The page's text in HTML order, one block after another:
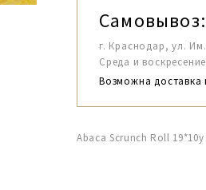
Самовывоз:
г. Краснодар, ул.
Среда и
Возможна доставка
Abaca Scrunch Roll